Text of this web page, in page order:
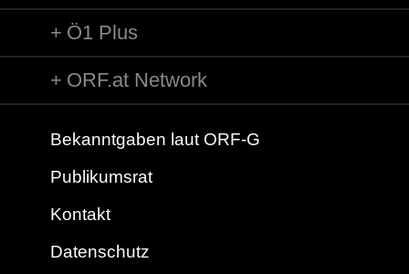
Ö1 Plus
ORF.at Network
Bekanntgaben laut ORF-G
Publikumsrat
Kontakt
Datenschutz